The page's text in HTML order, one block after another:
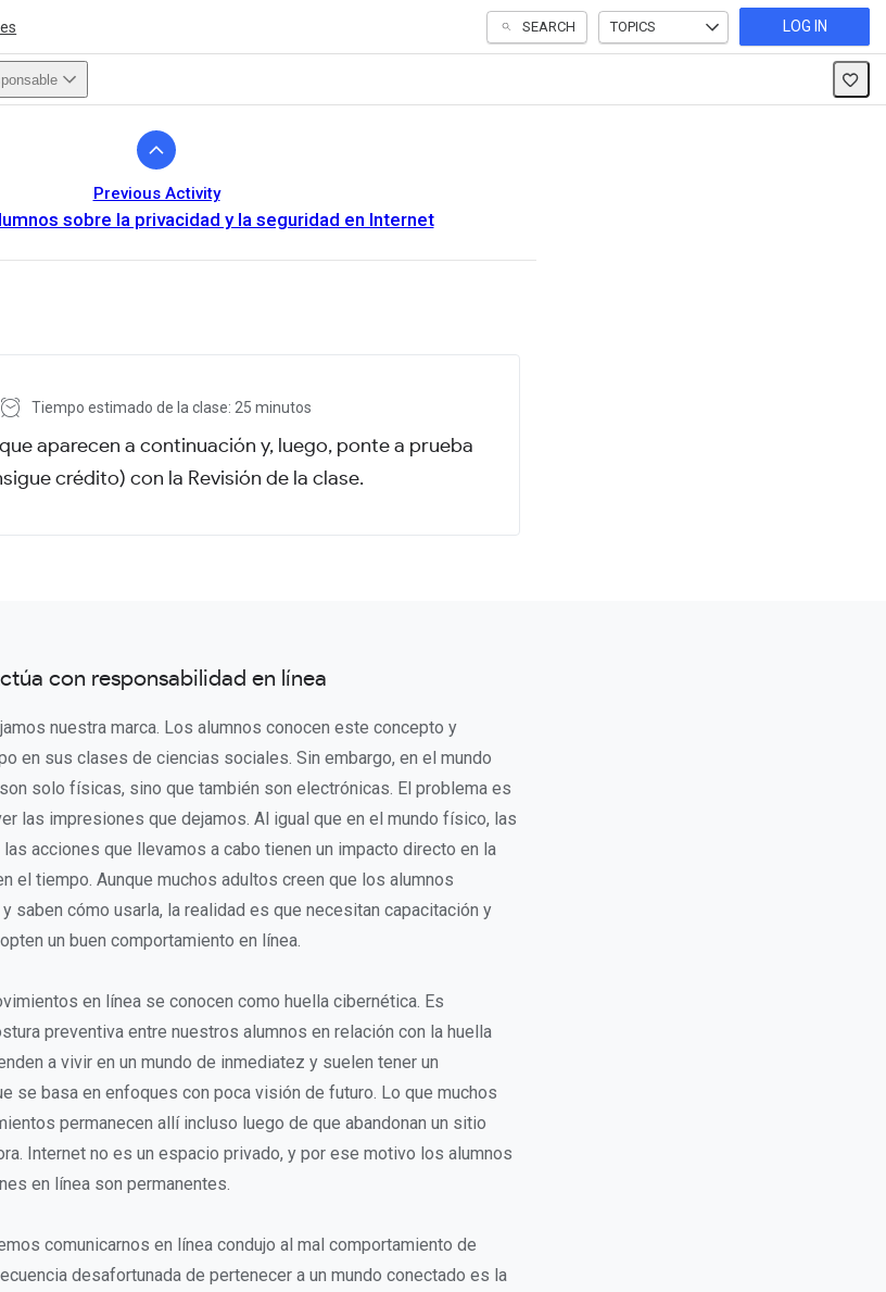
SEARCH TOPICS LOG IN
Previous Activity
sobre la privacidad y la seguridad en Internet
Tiempo estimado de la clase: 25 minutos
aparecen a continuación y, luego, ponte a prueba
crédito) con la Revisión de la clase.
con responsabilidad en línea
nuestra marca. Los alumnos conocen este concepto y
en sus clases de ciencias sociales. Sin embargo, en el mundo
solo físicas, sino que también son electrónicas. El problema es
las impresiones que dejamos. Al igual que en el mundo físico, las
acciones que llevamos a cabo tienen un impacto directo en la
el tiempo. Aunque muchos adultos creen que los alumnos
saben cómo usarla, la realidad es que necesitan capacitación y
un buen comportamiento en línea.
en línea se conocen como huella cibernética. Es
preventiva entre nuestros alumnos en relación con la huella
a vivir en un mundo de inmediatez y suelen tener un
se basa en enfoques con poca visión de futuro. Lo que muchos
permanecen allí incluso luego de que abandonan un sitio
Internet no es un espacio privado, y por ese motivo los alumnos
en línea son permanentes.
comunicarnos en línea condujo al mal comportamiento de
desafortunada de pertenecer a un mundo conectado es la